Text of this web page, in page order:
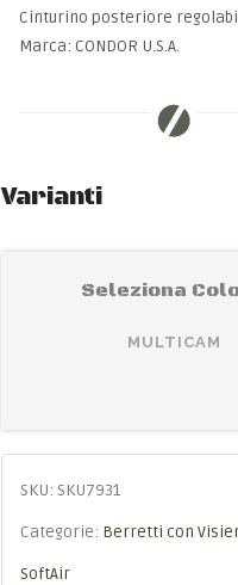
Cinturino posteriore
Marca: CONDOR U.S.A.
Varianti
Seleziona
MULTICAM
SKU: SKU7931
Categorie: Berretti con
SoftAir